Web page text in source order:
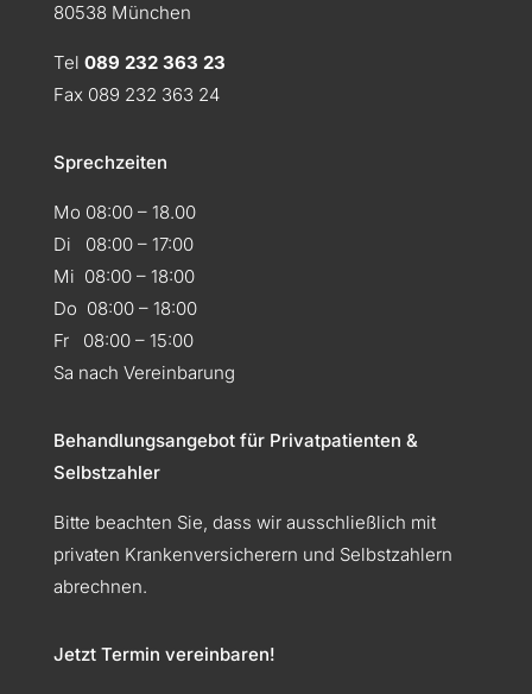
80538 München
Tel 089 232 363 23
Fax 089 232 363 24
Sprechzeiten
Mo 08:00 – 18.00
Di 08:00 – 17:00
Mi 08:00 – 18:00
Do 08:00 – 18:00
Fr 08:00 – 15:00
Sa nach Vereinbarung
Behandlungsangebot für Privatpatienten &
Selbstzahler
Bitte beachten Sie, dass wir ausschließlich mit
privaten Krankenversicherern und Selbstzahlern
abrechnen.
Jetzt Termin vereinbaren!